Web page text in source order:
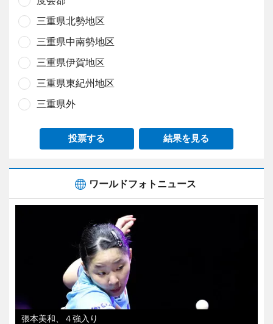
三重県北勢地区
三重県中南勢地区
三重県伊賀地区
三重県東紀州地区
三重県外
投票する 結果を見る
ワールドフォトニュース
張本美和、４強入り